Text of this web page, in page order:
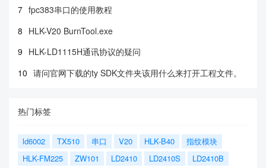
7 fpc383串口的使用教程
8 HLK-V20 BurnTool.exe
9 HLK-LD1115H通讯协议的疑问
10 请问官网下载的ty SDK文件夹该用什么来打开工程文件。
热门标签
ld6002 TX510 串口 V20 HLK-B40
指纹模块
HLK-FM225
ZW101 LD2410 LD2410S
LD2410B